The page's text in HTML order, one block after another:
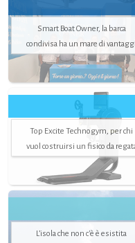
Smart Boat Owner, la barca
condivisa ha un mare di vantaggi
Top Excite Technogym, per chi
vuol costruirsi un fisico da
L’isola che non c'è è esistita